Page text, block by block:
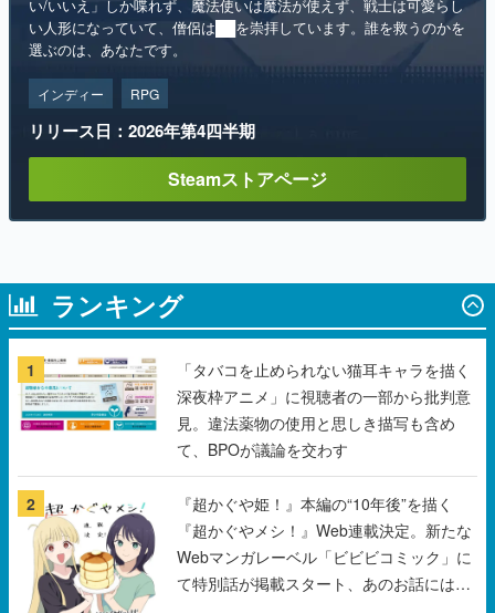
インディー RPG
リリース日：2026年第4四半期
ランキング
1
「タバコを止められない猫耳キャラを描く
深夜枠アニメ」に視聴者の一部から批判意
見。違法薬物の使用と思しき描写も含め
て、BPOが議論を交わす
2
『超かぐや姫！』本編の“10年後”を描く
『超かぐやメシ！』Web連載決定。新たな
Webマンガレーベル「ビビビコミック」に
て特別話が掲載スタート、あのお話には…
まだ続きがある！
3
VTuber・ばあちゃるさんが引退を発表。時